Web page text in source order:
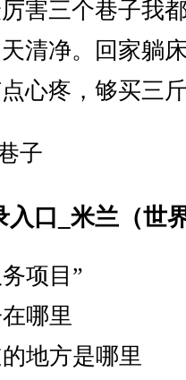
害三个巷子我
清净。回家躺
心疼，够买三
子
入口_米兰（世
项目”
哪里
地方是哪里